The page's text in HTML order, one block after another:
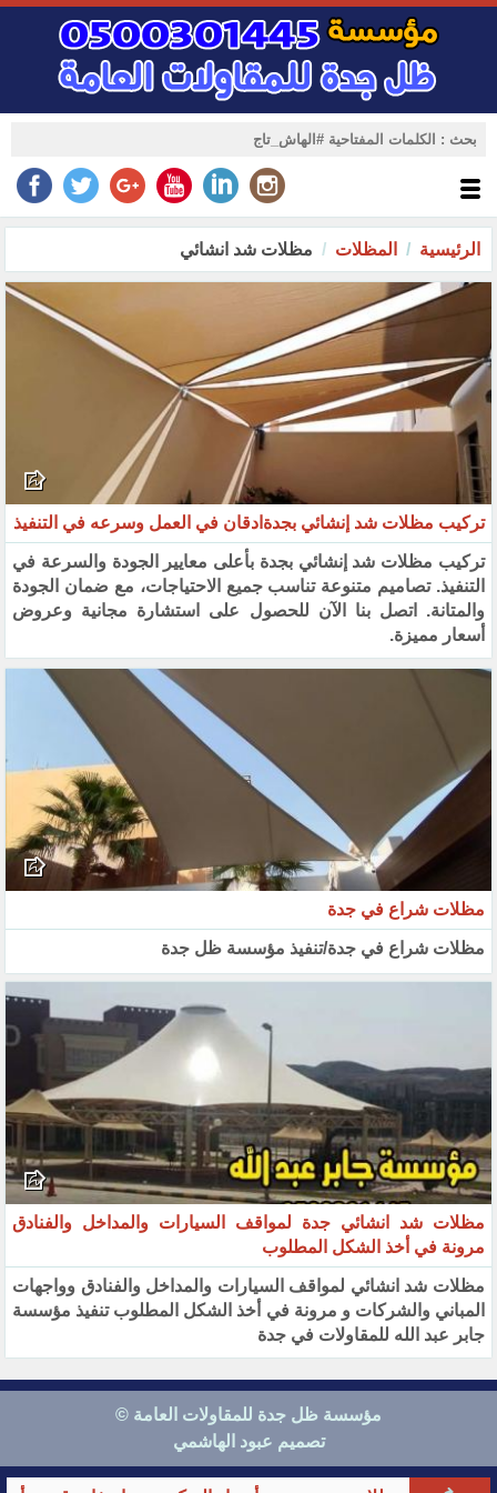
تحدث معنا الآن
الرئيسية المظلات مظلات شد انشائي
تركيب مظلات شد إنشائي بجدةادقان في العمل وسرعه في التنفيذ
تركيب مظلات شد إنشائي بجدة بأعلى معايير الجودة والسرعة في
التنفيذ. تصاميم متنوعة تناسب جميع الاحتياجات، مع ضمان الجودة
والمتانة. اتصل بنا الآن للحصول على استشارة مجانية وعروض
أسعار مميزة.
مظلات شراع في جدة
مظلات شراع في جدة/تنفيذ مؤسسة ظل جدة
مظلات شد انشائي جدة لمواقف السيارات والمداخل والفنادق
مرونة في أخذ الشكل المطلوب
مظلات شد انشائي لمواقف السيارات والمداخل والفنادق وواجهات
المباني والشركات و مرونة في أخذ الشكل المطلوب تنفيذ مؤسسة
جابر عبد الله للمقاولات في جدة
مؤسسة ظل جدة للمقاولات العامة ©
تصميم عبود الهاشمي